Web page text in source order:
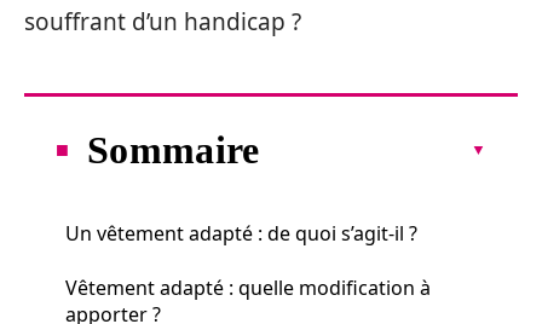
souffrant d’un handicap ?
Sommaire
Un vêtement adapté : de quoi s’agit-il ?
Vêtement adapté : quelle modification à
apporter ?